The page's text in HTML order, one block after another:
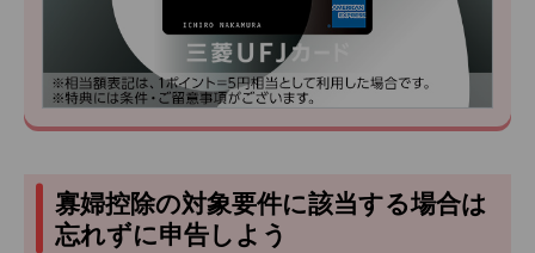
寡婦控除の対象要件に該当する場合は
忘れずに申告しよう